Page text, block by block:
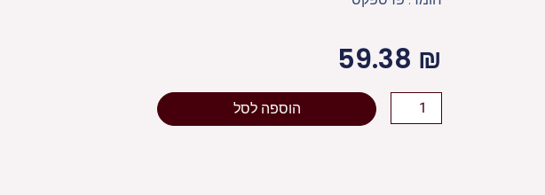
59.38 ₪
כמות
של
הוספה לסל